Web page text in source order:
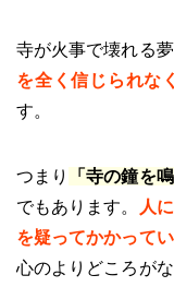
寺が火事で壊れる
を全く信じられな
す。
つまり 「寺の鐘を
でもあります。
人
を疑ってかかって
心のよりどころが